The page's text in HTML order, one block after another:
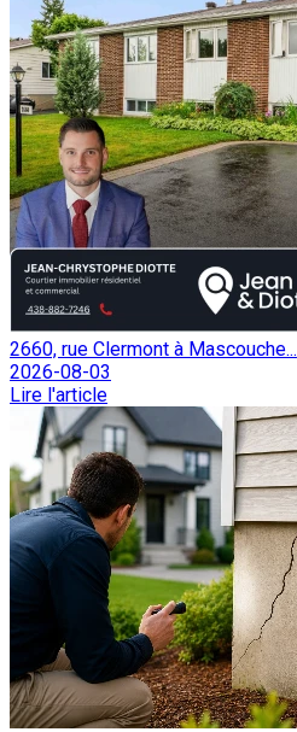
2660, rue Clermont à Mascouche...
2026-08-03
Lire l'article